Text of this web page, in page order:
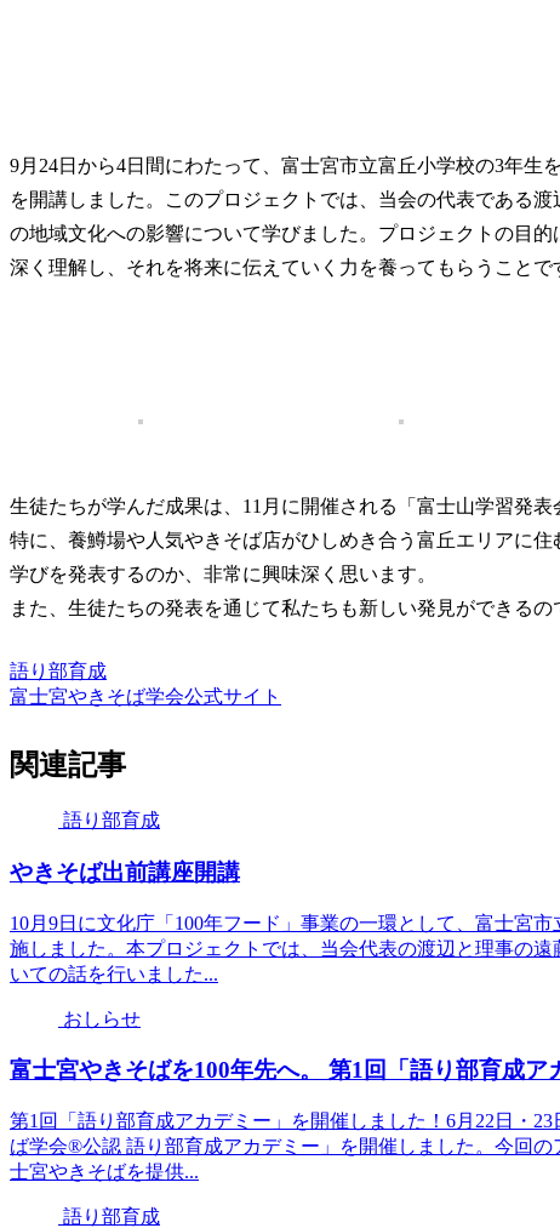
9月24日から4日間にわたって、富士宮市立富丘小学校の3年
を開講しました。このプロジェクトでは、当会の代表である
の地域文化への影響について学びました。プロジェクトの目
深く理解し、それを将来に伝えていく力を養ってもらうことで
生徒たちが学んだ成果は、11月に開催される「富士山学習発表
特に、養鱒場や人気やきそば店がひしめき合う富丘エリアに
学びを発表するのか、非常に興味深く思います。
また、生徒たちの発表を通じて私たちも新しい発見ができるの
語り部育成
富士宮やきそば学会公式サイト
関連記事
語り部育成
やきそば出前講座開講
10月9日に文化庁「100年フード」事業の一環として、富士宮
施しました。本プロジェクトでは、当会代表の渡辺と理事の
いての話を行いました...
おしらせ
富士宮やきそばを100年先へ。 第1回「語り部育成ア
第1回「語り部育成アカデミー」を開催しました！6月22日・
ば学会®公認 語り部育成アカデミー」を開催しました。今回
士宮やきそばを提供...
語り部育成